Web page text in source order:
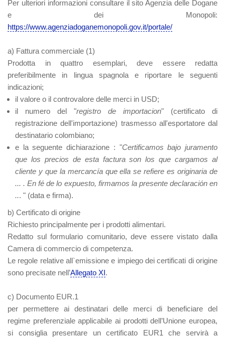
Per ulteriori informazioni consultare il sito Agenzia delle Dogane
e dei Monopoli:
https://www.agenziadoganemonopoli.gov.it/portale/
a) Fattura commerciale (1)
Prodotta in quattro esemplari, deve essere redatta
preferibilmente in lingua spagnola e riportare le seguenti
indicazioni;
il valore o il controvalore delle merci in USD;
il numero del "registro de importacion" (certificato di
registrazione dell'importazione) trasmesso all'esportatore dal
destinatario colombiano;
e la seguente dichiarazione : "Certificamos bajo juramento
que los precios de esta factura son los que cargamos al
cliente y que la mercancía que ella se refiere es originaria de
... . En fé de lo expuesto, firmamos la presente declaración en
... " (data e firma).
b) Certificato di origine
Richiesto principalmente per i prodotti alimentari.
Redatto sul formulario comunitario, deve essere vistato dalla
Camera di commercio di competenza.
Le regole relative all`emissione e impiego dei certificati di origine
sono precisate nell’Allegato XI.
c) Documento EUR.1
per permettere ai destinatari delle merci di beneficiare del
regime preferenziale applicabile ai prodotti dell’Unione europea,
si consiglia presentare un certificato EUR1 che servirà a